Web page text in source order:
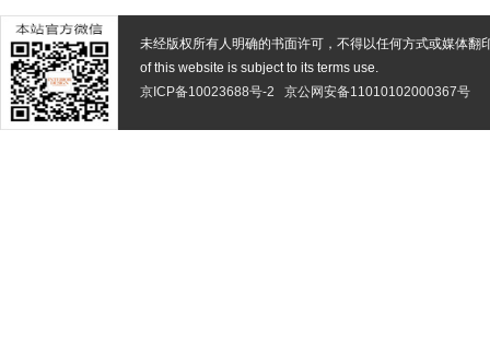
未经版权所有人明确的书面许可，不得以任何方式或媒体翻
of this website is subject to its terms use.
京ICP备10023688号-2
京公网安备11010102000367号